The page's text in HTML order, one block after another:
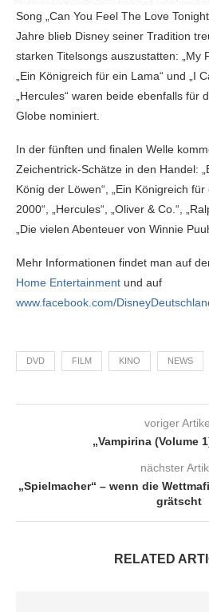
Song „Can You Feel The Love
Jahre blieb Disney seiner Tradition
starken Titelsongs auszustatten: „My
„Ein Königreich für ein Lama“ und „I
„Hercules“ waren beide ebenfalls für
Globe nominiert.
In der fünften und finalen Welle
Zeichentrick-Schätze in den Handel:
König der Löwen“, „Ein Königreich für
2000“, „Hercules“, „Oliver & Co.“,
„Die vielen Abenteuer von Winnie
Mehr Informationen findet man auf
Home Entertainment und auf
www.facebook.com/
DVD FILM KINO NEWS
voriger
„Vampirina (Volume
nächster
„Spielmacher“ – wenn die
grätscht
RELATED